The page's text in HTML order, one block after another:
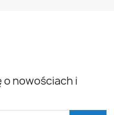
nowościach i